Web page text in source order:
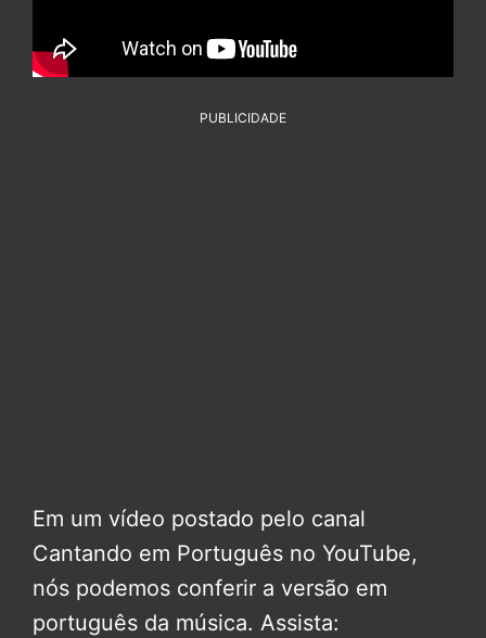
PUBLICIDADE
Em um vídeo postado pelo canal
Cantando em Português no YouTube,
nós podemos conferir a versão em
português da música. Assista: